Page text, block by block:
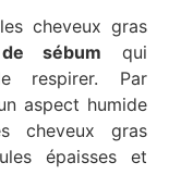
cheveux gras
sébum qui
respirer. Par
aspect humide
cheveux gras
épaisses et